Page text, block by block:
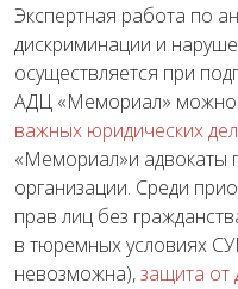
Экспертная работа по
дискриминации и
осуществляется при
АДЦ «Мемориал» можно
важных юридических
«Мемориал»и адвокаты
организации. Среди
прав лиц без
в тюремных условиях
невозможна),защита от